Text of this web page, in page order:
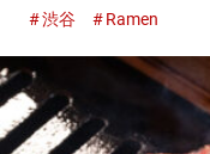
て知名度を高めていま
渋谷 Ramen